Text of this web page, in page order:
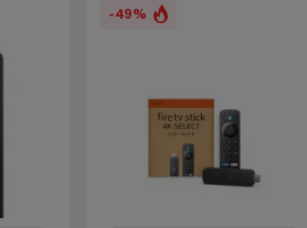
-49%